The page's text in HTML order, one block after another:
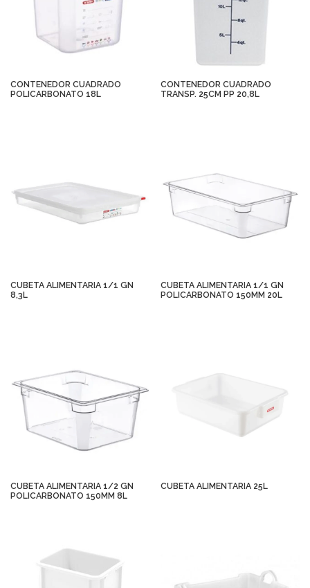
CONTENEDOR CUADRADO
POLICARBONATO 18L
CONTENEDOR CUADRADO
TRANSP. 25CM PP 20,8L
CUBETA ALIMENTARIA 1/1 GN
8,3L
CUBETA ALIMENTARIA 1/1 GN
POLICARBONATO 150MM 20L
CUBETA ALIMENTARIA 1/2 GN
POLICARBONATO 150MM 8L
CUBETA ALIMENTARIA 25L